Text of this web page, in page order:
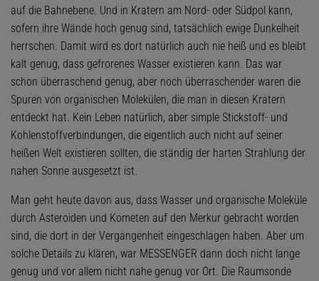
auf die Bahnebene. Und in Kratern am Nord- oder Südpol kann,
sofern ihre Wände hoch genug sind, tatsächlich ewige Dunkelheit
herrschen. Damit wird es dort natürlich auch nie heiß und es bleibt
kalt genug, dass gefrorenes Wasser existieren kann. Das war
schon überraschend genug, aber noch überraschender waren die
Spuren von organischen Molekülen, die man in diesen Kratern
entdeckt hat. Kein Leben natürlich, aber simple Stickstoff- und
Kohlenstoffverbindungen, die eigentlich auch nicht auf seiner
heißen Welt existieren sollten, die ständig der harten Strahlung der
nahen Sonne ausgesetzt ist.
Man geht heute davon aus, dass Wasser und organische Moleküle
durch Asteroiden und Kometen auf den Merkur gebracht worden
sind, die dort in der Vergangenheit eingeschlagen haben. Aber um
solche Details zu klären, war MESSENGER dann doch nicht lange
genug und vor allem nicht nahe genug vor Ort. Die Raumsonde